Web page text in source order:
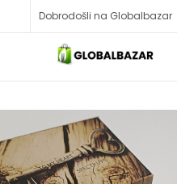
Dobrodošli na Globalbazar